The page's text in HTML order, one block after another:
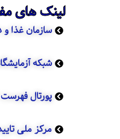
لینک های
سازمان غذا و
شبکه
پورتال
مرکز ملی